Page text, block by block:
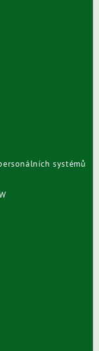
systémů